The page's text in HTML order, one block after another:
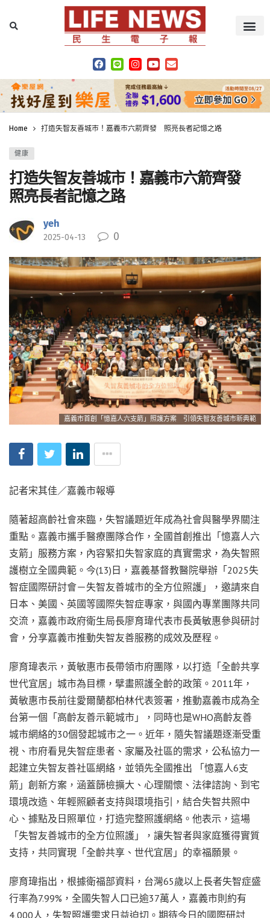
Home 打造失智友善城市！嘉義市六箭齊發 照亮長者記憶之路
健康
打造失智友善城市！嘉義市六箭齊發
照亮長者記憶之路
yeh
2025-04-13 0
嘉義市首創「憶嘉人六支箭」照護方案 引領失智友善城市新典範
記者宋其佳／嘉義市報導
隨著超高齡社會來臨，失智議題近年成為社會與醫學界關注
重點。嘉義市攜手醫療團隊合作，全國首創推出「憶嘉人六
支箭」服務方案，內容緊扣失智家庭的真實需求，為失智照
護樹立全國典範。今(13)日，嘉義基督教醫院舉辦「2025失
智症國際研討會－失智友善城市的全方位照護」，邀請來自
日本、美國、英國等國際失智症專家，與國內專業團隊共同
交流，嘉義市政府衛生局長廖育瑋代表市長黃敏惠參與研討
會，分享嘉義市推動失智友善服務的成效及歷程。
廖育瑋表示，黃敏惠市長帶領市府團隊，以打造「全齡共享
世代宜居」城市為目標，擘畫照護全齡的政策。2011年，
黃敏惠市長前往愛爾蘭都柏林代表簽署，推動嘉義市成為全
台第一個「高齡友善示範城市」，同時也是WHO高齡友善
城市網絡的30個發起城市之一。近年，隨失智議題逐漸受重
視、市府看見失智症患者、家屬及社區的需求，公私協力一
起建立失智友善社區網絡，並領先全國推出 「憶嘉人6支
箭」創新方案，涵蓋篩檢擴大、心理關懷、法律諮詢、到宅
環境改造、年輕照顧者支持與環境指引，結合失智共照中
心、據點及日照單位，打造完整照護網絡。他表示，這場
「失智友善城市的全方位照護」，讓失智者與家庭獲得實質
支持，共同實現「全齡共享、世代宜居」的幸福願景。
廖育瑋指出，根據衛福部資料，台灣65歲以上長者失智症盛
行率為7.99%，全國失智人口已逾37萬人，嘉義市則約有
4,000人，失智照護需求日益迫切。期待今日的國際研討